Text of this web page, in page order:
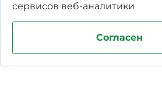
Уцененные товары
сервисов веб-аналитики
Согласен